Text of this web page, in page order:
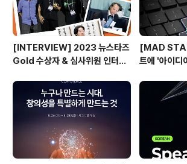
[INTERVIEW] 2023 뉴스타즈
Gold 수상자 & 심사위원 인터뷰
[MAD
트에 '아이디